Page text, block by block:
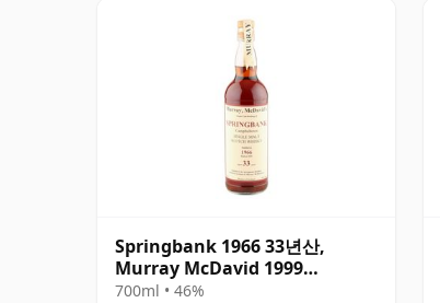
Springbank 1966 33년산,
Murray McDavid 1999
Bottling
700ml • 46%